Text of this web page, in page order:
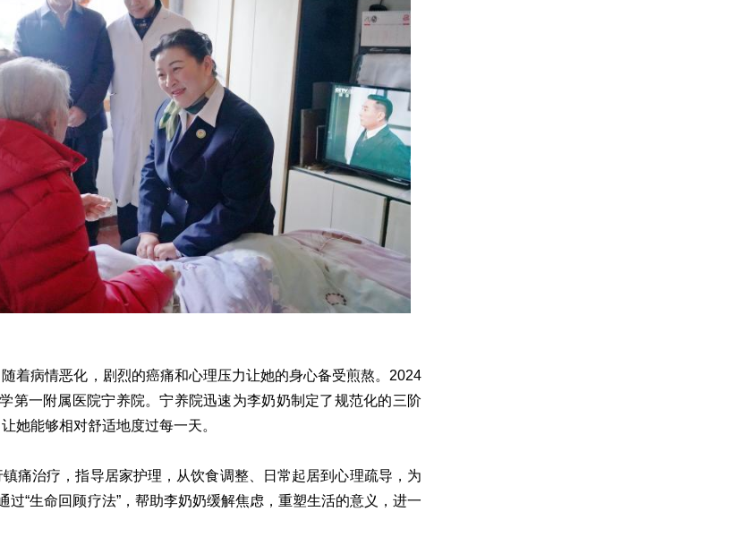
着病情恶化，剧烈的癌痛和心理压力让她的身心备受煎熬。2024
第一附属医院宁养院。宁养院迅速为李奶奶制定了规范化的三阶
她能够相对舒适地度过每一天。
痛治疗，指导居家护理，从饮食调整、日常起居到心理疏导，为
过“生命回顾疗法”，帮助李奶奶缓解焦虑，重塑生活的意义，进一